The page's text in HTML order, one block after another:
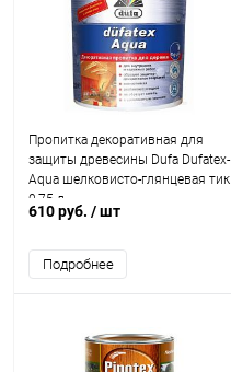
Пропитка декоративная для
защиты древесины Dufa Dufatex-
Aqua шелковисто-глянцевая тик
0,75 л.
610 руб. / шт
Подробнее